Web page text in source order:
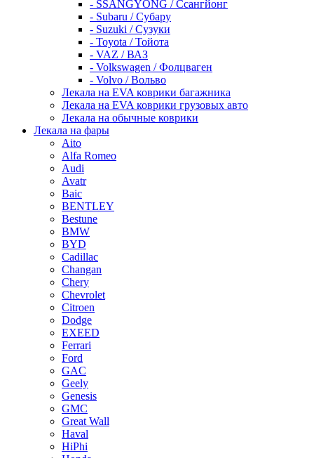
- SSANGYONG / Ссангйонг
- Subaru / Субару
- Suzuki / Сузуки
- Toyota / Тойота
- VAZ / ВАЗ
- Volkswagen / Фолцваген
- Volvo / Вольво
Лекала на EVA коврики багажника
Лекала на EVA коврики грузовых авто
Лекала на обычные коврики
Лекала на фары
Aito
Alfa Romeo
Audi
Avatr
Baic
BENTLEY
Bestune
BMW
BYD
Cadillac
Changan
Chery
Chevrolet
Citroen
Dodge
EXEED
Ferrari
Ford
GAC
Geely
Genesis
GMC
Great Wall
Haval
HiPhi